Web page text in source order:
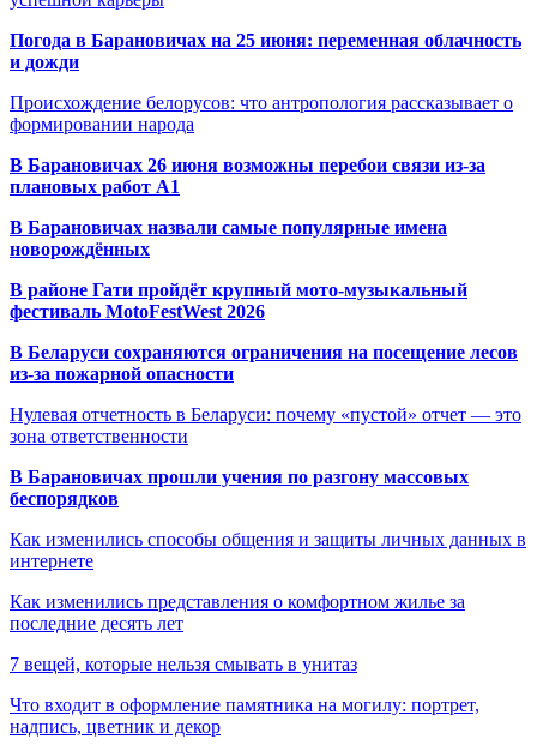
Погода в Барановичах на 25 июня: переменная облачность
и дожди
Происхождение белорусов: что антропология рассказывает о
формировании народа
В Барановичах 26 июня возможны перебои связи из-за
плановых работ A1
В Барановичах назвали самые популярные имена
новорождённых
В районе Гати пройдёт крупный мото-музыкальный
фестиваль MotoFestWest 2026
В Беларуси сохраняются ограничения на посещение лесов
из-за пожарной опасности
Нулевая отчетность в Беларуси: почему «пустой» отчет — это
зона ответственности
В Барановичах прошли учения по разгону массовых
беспорядков
Как изменились способы общения и защиты личных данных в
интернете
Как изменились представления о комфортном жилье за
последние десять лет
7 вещей, которые нельзя смывать в унитаз
Что входит в оформление памятника на могилу: портрет,
надпись, цветник и декор